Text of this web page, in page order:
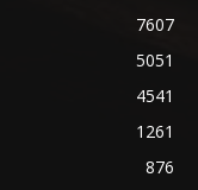
7607
5051
4541
1261
876